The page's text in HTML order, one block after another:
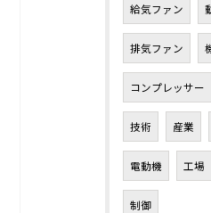
給気ファン
排気ファン
コンプレッサー
技術 産業
電動機 工場
制御